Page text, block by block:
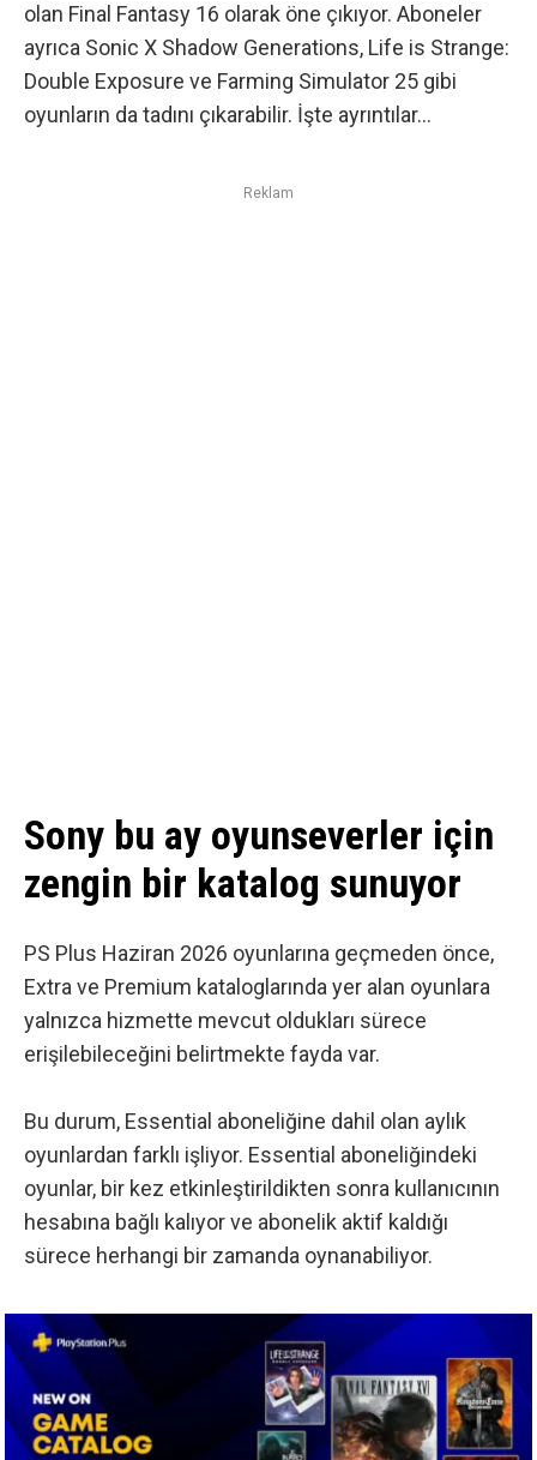
olan Final Fantasy 16 olarak öne çıkıyor. Aboneler
ayrıca Sonic X Shadow Generations, Life is Strange:
Double Exposure ve Farming Simulator 25 gibi
oyunların da tadını çıkarabilir. İşte ayrıntılar…
Reklam
Sony bu ay oyunseverler için
zengin bir katalog sunuyor
PS Plus Haziran 2026 oyunlarına geçmeden önce,
Extra ve Premium kataloglarında yer alan oyunlara
yalnızca hizmette mevcut oldukları sürece
erişilebileceğini belirtmekte fayda var.
Bu durum, Essential aboneliğine dahil olan aylık
oyunlardan farklı işliyor. Essential aboneliğindeki
oyunlar, bir kez etkinleştirildikten sonra kullanıcının
hesabına bağlı kalıyor ve abonelik aktif kaldığı
sürece herhangi bir zamanda oynanabiliyor.